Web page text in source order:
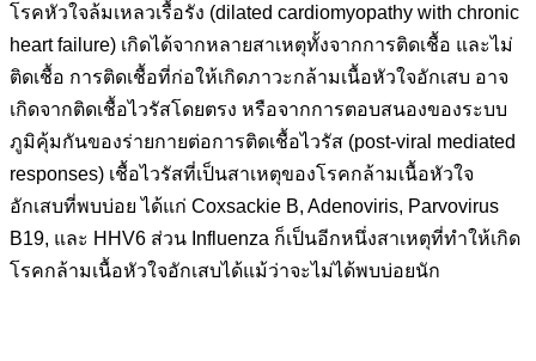
โรคหัวใจล้มเหลวเรื้อรัง (dilated cardiomyopathy with chronic
heart failure) เกิดได้จากหลายสาเหตุทั้งจากการติดเชื้อ และไม่
ติดเชื้อ การติดเชื้อที่ก่อให้เกิดภาวะกล้ามเนื้อหัวใจอักเสบ อาจ
เกิดจากติดเชื้อไวรัสโดยตรง หรือจากการตอบสนองของระบบ
ภูมิคุ้มกันของร่ายกายต่อการติดเชื้อไวรัส (post-viral mediated
responses) เชื้อไวรัสที่เป็นสาเหตุของโรคกล้ามเนื้อหัวใจ
อักเสบที่พบบ่อย ได้แก่ Coxsackie B, Adenoviris, Parvovirus
B19, และ HHV6 ส่วน Influenza ก็เป็นอีกหนึ่งสาเหตุที่ทำให้เกิด
โรคกล้ามเนื้อหัวใจอักเสบได้แม้ว่าจะไม่ได้พบบ่อยนัก